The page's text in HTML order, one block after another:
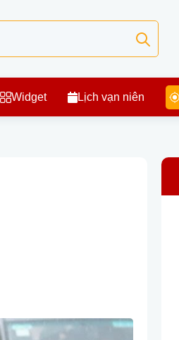
Widget Lịch vạn niên